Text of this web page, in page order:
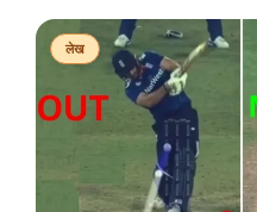
लेख